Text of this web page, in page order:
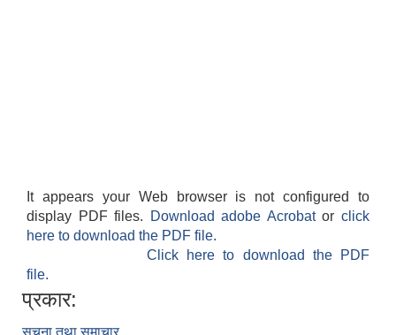
It appears your Web browser is not configured to
display PDF files.
Download adobe Acrobatorclick
here to download the PDF file.
Click here to download the PDF
file.
प्रकार: